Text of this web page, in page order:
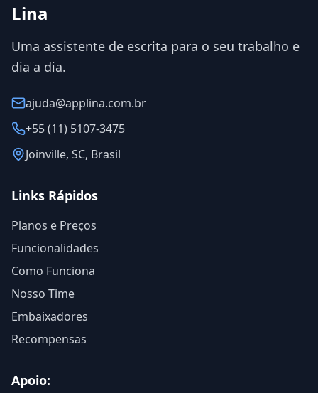
Lina
Uma assistente de escrita para o seu trabalho e
dia a dia.
ajuda@applina.com.br
+55 (11) 5107-3475
Joinville, SC, Brasil
Links Rápidos
Planos e Preços
Funcionalidades
Como Funciona
Nosso Time
Embaixadores
Recompensas
Apoio: